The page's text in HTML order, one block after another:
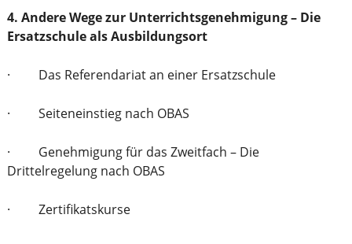
4. Andere Wege zur Unterrichtsgenehmigung – Die
Ersatzschule als Ausbildungsort
· Das Referendariat an einer Ersatzschule
· Seiteneinstieg nach OBAS
· Genehmigung für das Zweitfach – Die
Drittelregelung nach OBAS
· Zertifikatskurse